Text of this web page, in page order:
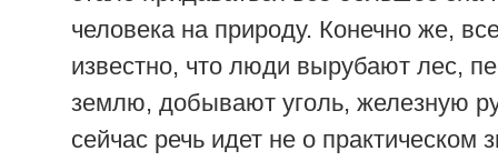
человека на природу. Конечно же,
известно, что люди вырубают лес,
землю, добывают уголь, железную
сейчас речь идет не о практическом